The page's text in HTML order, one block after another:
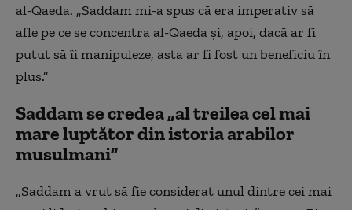
al-Qaeda. „Saddam mi-a spus că era imperativ să
afle pe ce se concentra al-Qaeda și, apoi, dacă ar fi
putut să îi manipuleze, asta ar fi fost un beneficiu în
plus.”
Saddam se credea „al treilea cel mai
mare luptător din istoria arabilor
musulmani”
„Saddam a vrut să fie considerat unul dintre cei mai